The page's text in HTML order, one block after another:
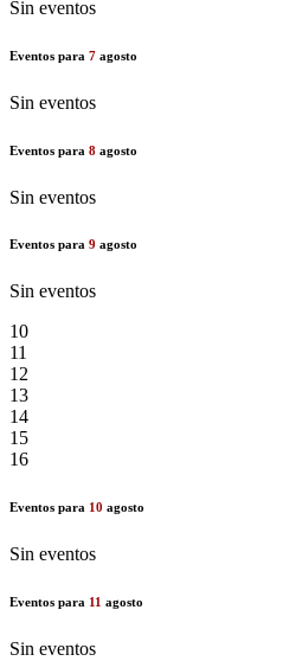
Sin eventos
Eventos para 7 agosto
Sin eventos
Eventos para 8 agosto
Sin eventos
Eventos para 9 agosto
Sin eventos
10
11
12
13
14
15
16
Eventos para 10 agosto
Sin eventos
Eventos para 11 agosto
Sin eventos